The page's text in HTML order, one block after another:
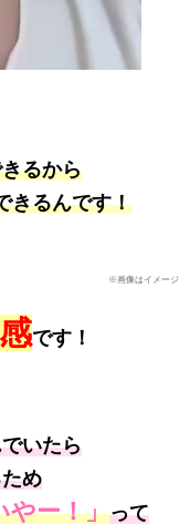
るから
きるんです！
※画像はイメージ
です！
いたら
め
やー！」って